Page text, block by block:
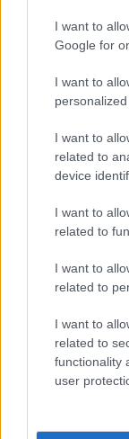
I want to
Google for
I want to
personalized
I want to
related to
device
I want to
related to
I want to
related to
I want to
related to
functionality
user
अरुगुलालाई
हल्का तितोपन
रमाइलो छ, जसले
न्यानो
थप जानकारी र